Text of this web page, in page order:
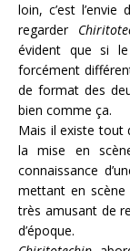
loin, c’est
regarder
évident que si
forcément
de format des
bien comme ça.
Mais il existe tout
la mise en
connaissance
mettant en scène
très amusant de
d’époque.